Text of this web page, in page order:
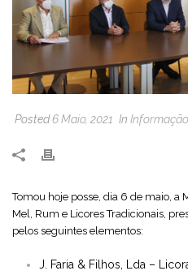
Posted6 Maio, 2021 In Informação
Tomou hoje posse, dia 6 de maio, a
Mel, Rum e Licores Tradicionais,
pelos seguintes elementos:
J. Faria & Filhos, Lda –